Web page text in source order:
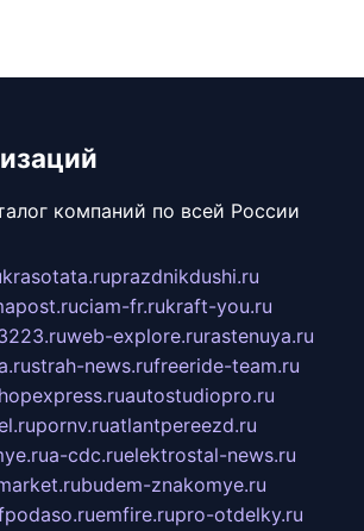
компаний по всей России
krasotata.ruprazdnikdushi.ru
ciam-fr.rukraft-you.ru
web-explore.rurastenuya.ru
strah-news.rufreeride-team.ru
autostudiopro.ru
pornv.ruatlantpereezd.ru
a-cdc.ruelektrostal-news.ru
budem-znakomye.ru
emfire.rupro-otdelky.ru